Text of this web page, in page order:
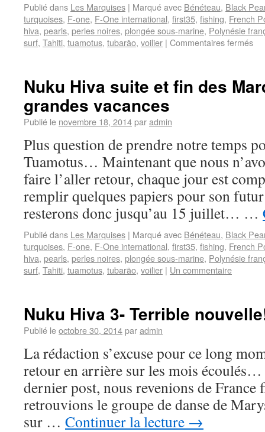
Publié dans Les Marquises | Marqué avec Bénéteau, Black
turquoises, F-one, F-One international, first35, fishing, French
hiva, pearls, perles noires, plongée sous-marine, Polynésie
surf, Tahiti, tuamotus, tubarão, voilier | Commentaires fermés
Nuku Hiva suite et fin des
grandes vacances
Publié le novembre 18, 2014paradmin
Plus question de prendre notre temps
Tuamotus… Maintenant que nous
faire l’aller retour, chaque jour est
remplir quelques papiers pour son
resterons donc jusqu’au 15 juillet… …
Publié dans Les Marquises | Marqué avec Bénéteau, Black
turquoises, F-one, F-One international, first35, fishing, French
hiva, pearls, perles noires, plongée sous-marine, Polynésie
surf, Tahiti, tuamotus, tubarão, voilier | Un commentaire
Nuku Hiva 3- Terrible
Publié leoctobre 30, 2014paradmin
La rédaction s’excuse pour ce long
retour en arrière sur les mois écoulés…
dernier post, nous revenions de France
retrouvions le groupe de danse de
sur … Continuer la lecture →